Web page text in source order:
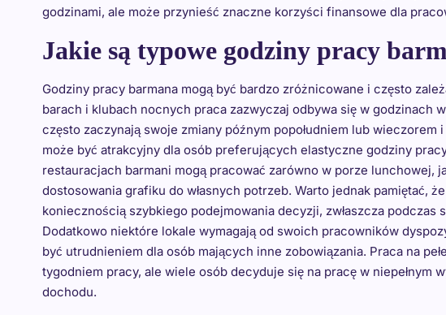
godzinami, ale może przynieść znaczne korzyści finansowe dla
Jakie są typowe godziny pracy
Godziny pracy barmana mogą być bardzo zróżnicowane i często
barach i klubach nocnych praca zazwyczaj odbywa się w godzinach
często zaczynają swoje zmiany późnym popołudniem lub
może być atrakcyjny dla osób preferujących elastyczne godziny
restauracjach barmani mogą pracować zarówno w porze lunchowej,
dostosowania grafiku do własnych potrzeb. Warto jednak pamiętać,
koniecznością szybkiego podejmowania decyzji, zwłaszcza podczas
Dodatkowo niektóre lokale wymagają od swoich pracowników
być utrudnieniem dla osób mających inne zobowiązania. Praca na
tygodniem pracy, ale wiele osób decyduje się na pracę w niepełnym
dochodu.